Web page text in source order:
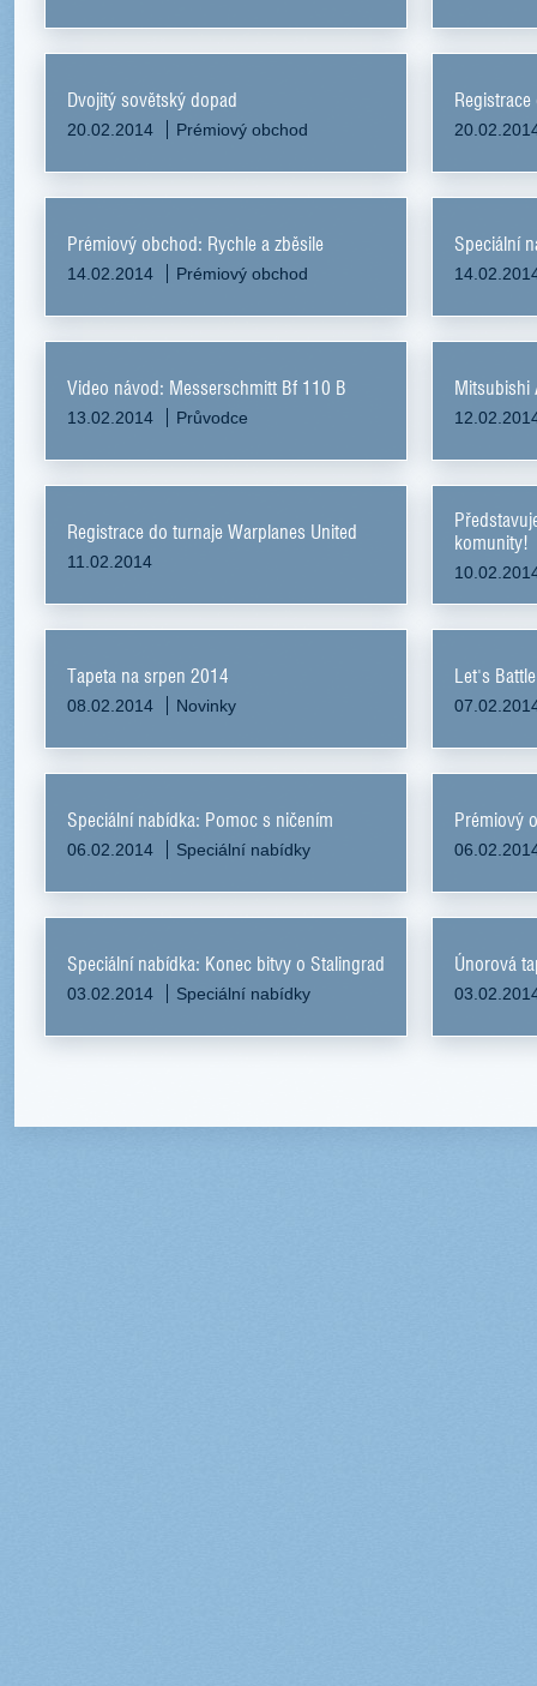
Dvojitý sovětský dopad
20.02.2014 Prémiový obchod
Prémiový obchod: Rychle a zběsile
14.02.2014 Prémiový obchod
Speciální
Video návod: Messerschmitt Bf 110 B
13.02.2014 Průvodce
Mitsubishi
Registrace do turnaje Warplanes United
11.02.2014
komunity!
Tapeta na srpen 2014
08.02.2014 Novinky
Let's
Speciální nabídka: Pomoc s ničením
06.02.2014 Speciální nabídky
Prémiový
Speciální nabídka: Konec bitvy o Stalingrad
03.02.2014 Speciální nabídky
Únorová